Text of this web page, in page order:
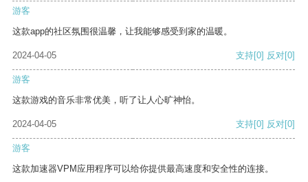
游客
这款app的社区氛围很温馨，让我能够感受到家的温暖。
2024-04-05 支持[0] 反对[0]
游客
这款游戏的音乐非常优美，听了让人心旷神怡。
2024-04-05 支持[0] 反对[0]
游客
这款加速器VPM应用程序可以给你提供最高速度和安全性的连接。